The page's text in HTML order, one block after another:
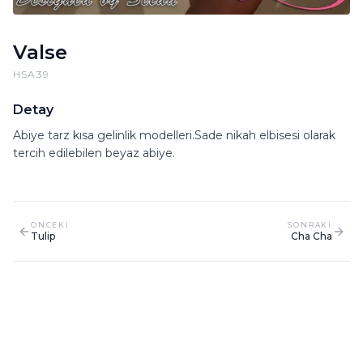
Valse
HSA39
Detay
Abiye tarz kısa gelinlik modelleri.Sade nikah elbisesi olarak
tercih edilebilen beyaz abiye.
ONCEKI
Tulip
SONRAKI
Cha Cha